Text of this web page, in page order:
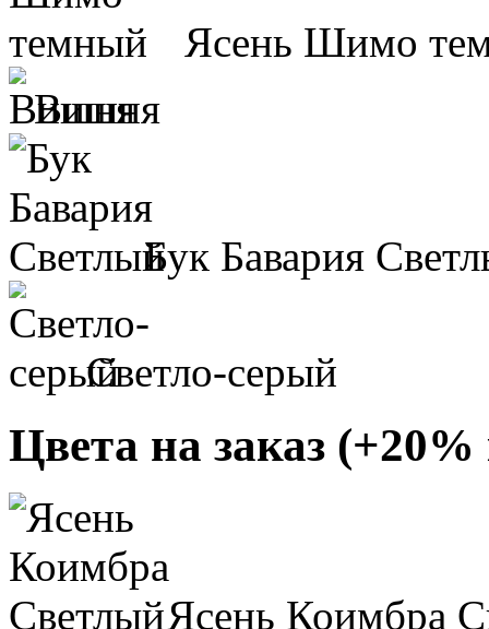
Ясень Шимо
Вишня
Бук Бавария
Светло-серый
Цвета на заказ
Ясень Коимбра